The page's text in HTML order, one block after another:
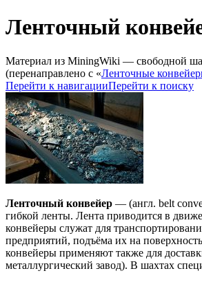
Ленточный
Материал из MiningWiki — свободной
(перенаправлено с «Ленточные
Перейти к навигацииПерейти к поиску
Ленточный конвейер — (англ. belt
гибкой ленты. Лента приводится в
конвейеры служат для
предприятий, подъёма их на
конвейеры применяют также для
металлургический завод). В шахтах